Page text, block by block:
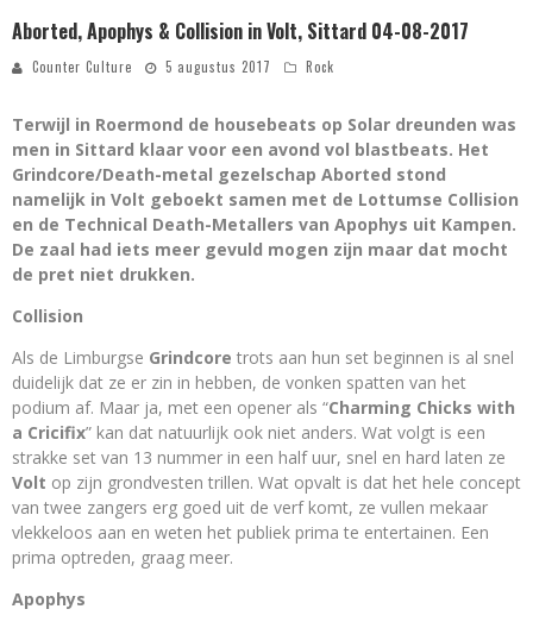
Aborted, Apophys & Collision in Volt, Sittard 04-08-2017
Counter Culture 5 augustus 2017 Rock
Terwijl in Roermond de housebeats op Solar dreunden was
men in Sittard klaar voor een avond vol blastbeats. Het
Grindcore/Death-metal gezelschap Aborted stond
namelijk in Volt geboekt samen met de Lottumse Collision
en de Technical Death-Metallers van Apophys uit Kampen.
De zaal had iets meer gevuld mogen zijn maar dat mocht
de pret niet drukken.
Collision
Als de Limburgse Grindcore trots aan hun set beginnen is al snel
duidelijk dat ze er zin in hebben, de vonken spatten van het
podium af. Maar ja, met een opener als “Charming Chicks with
a Cricifix” kan dat natuurlijk ook niet anders. Wat volgt is een
strakke set van 13 nummer in een half uur, snel en hard laten ze
Volt op zijn grondvesten trillen. Wat opvalt is dat het hele concept
van twee zangers erg goed uit de verf komt, ze vullen mekaar
vlekkeloos aan en weten het publiek prima te entertainen. Een
prima optreden, graag meer.
Apophys